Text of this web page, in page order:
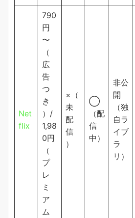
Net
flix
790
円
〜
（
広
告
つ
き
）/
1,98
0円
（
プ
レ
ミ
ア
ム
×（
未
配
信
）
◯
（配
信
中）
非公
開
（独
自ラ
イブ
ラ
リ）